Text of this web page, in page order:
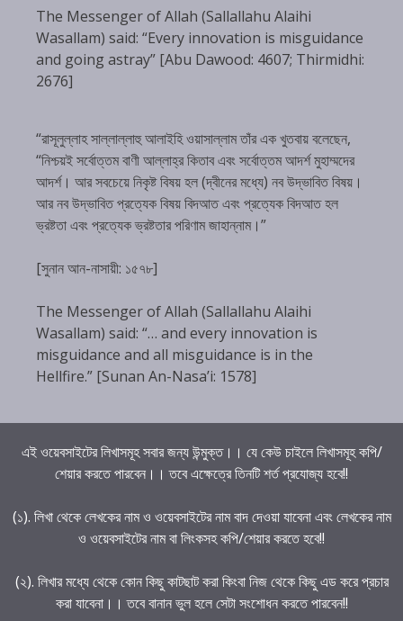
The Messenger of Allah (Sallallahu Alaihi
Wasallam) said: “Every innovation is misguidance
and going astray” [Abu Dawood: 4607; Thirmidhi:
2676]
“রাসূলুল্লাহ সাল্লাল্লাহু আলাইহি ওয়াসাল্লাম তাঁর এক খুতবায় বলেছেন,
“নিশ্চয়ই সর্বোত্তম বাণী আল্লাহ্‌র কিতাব এবং সর্বোত্তম আদর্শ মুহাম্মদের
আদর্শ। আর সবচেয়ে নিকৃষ্ট বিষয় হল (দ্বীনের মধ্যে) নব উদ্ভাবিত বিষয়।
আর নব উদ্ভাবিত প্রত্যেক বিষয় বিদআত এবং প্রত্যেক বিদআত হল
ভ্রষ্টতা এবং প্রত্যেক ভ্রষ্টতার পরিণাম জাহান্নাম।”
[সুনান আন-নাসায়ী: ১৫৭৮]
The Messenger of Allah (Sallallahu Alaihi
Wasallam) said: “… and every innovation is
misguidance and all misguidance is in the
Hellfire.” [Sunan An-Nasa’i: 1578]
এই ওয়েবসাইটের লিখাসমূহ সবার জন্য উন্মুক্ত।। যে কেউ চাইলে লিখাসমূহ কপি/
শেয়ার করতে পারবেন।। তবে এক্ষেত্রে তিনটি শর্ত প্রযোজ্য হবে!!
(১). লিখা থেকে লেখকের নাম ও ওয়েবসাইটের নাম বাদ দেওয়া যাবেনা এবং লেখকের নাম
ও ওয়েবসাইটের নাম বা লিংকসহ কপি/শেয়ার করতে হবে!!
(২). লিখার মধ্যে থেকে কোন কিছু কাটছাট করা কিংবা নিজ থেকে কিছু এড করে প্রচার
করা যাবেনা।। তবে বানান ভুল হলে সেটা সংশোধন করতে পারবেন!!